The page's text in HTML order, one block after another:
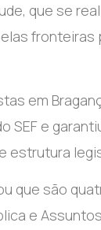
que se
em
SEF e
estrutura
que são
e